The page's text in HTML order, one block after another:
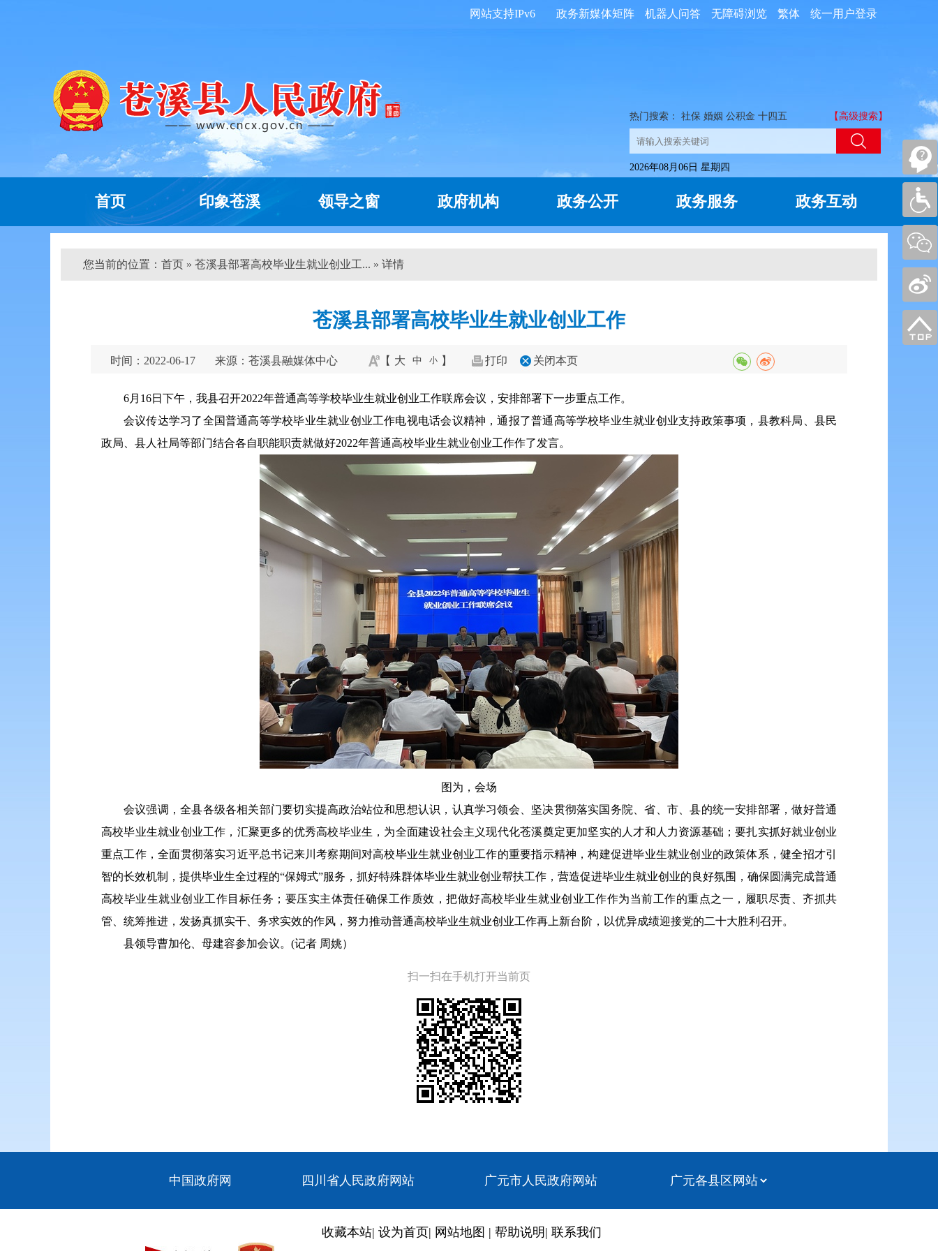
统一用户登录
繁体
无障碍浏览
机器人问答
政务新媒体矩阵
网站支持IPv6
热门搜索： 社保 婚姻 公积金 十四五 【高级搜索】
2026年08月06日 星期四
首页 印象苍溪 领导之窗 政府机构 政务公开 政务服务 政务互动
您当前的位置： 首页 » 苍溪县部署高校毕业生就业创业工... » 详情
苍溪县部署高校毕业生就业创业工作
时间：2022-06-17 来源：苍溪县融媒体中心 【 大 中 小 】 打印 关闭本页
6月16日下午，我县召开2022年普通高等学校毕业生就业创业工作联席会议，安排部署下一步重点工作。
会议传达学习了全国普通高等学校毕业生就业创业工作电视电话会议精神，通报了普通高等学校毕业生就业创业支持政策事项，县教科局、县民
政局、县人社局等部门结合各自职能职责就做好2022年普通高校毕业生就业创业工作作了发言。
图为，会场
会议强调，全县各级各相关部门要切实提高政治站位和思想认识，认真学习领会、坚决贯彻落实国务院、省、市、县的统一安排部署，做好普通
高校毕业生就业创业工作，汇聚更多的优秀高校毕业生，为全面建设社会主义现代化苍溪奠定更加坚实的人才和人力资源基础；要扎实抓好就业创业
重点工作，全面贯彻落实习近平总书记来川考察期间对高校毕业生就业创业工作的重要指示精神，构建促进毕业生就业创业的政策体系，健全招才引
智的长效机制，提供毕业生全过程的“保姆式”服务，抓好特殊群体毕业生就业创业帮扶工作，营造促进毕业生就业创业的良好氛围，确保圆满完成普通
高校毕业生就业创业工作目标任务；要压实主体责任确保工作质效，把做好高校毕业生就业创业工作作为当前工作的重点之一，履职尽责、齐抓共
管、统筹推进，发扬真抓实干、务求实效的作风，努力推动普通高校毕业生就业创业工作再上新台阶，以优异成绩迎接党的二十大胜利召开。
县领导曹加伦、母建容参加会议。(记者 周姚）
扫一扫在手机打开当前页
中国政府网 四川省人民政府网站 广元市人民政府网站
收藏本站| 设为首页| 网站地图 | 帮助说明 | 联系我们